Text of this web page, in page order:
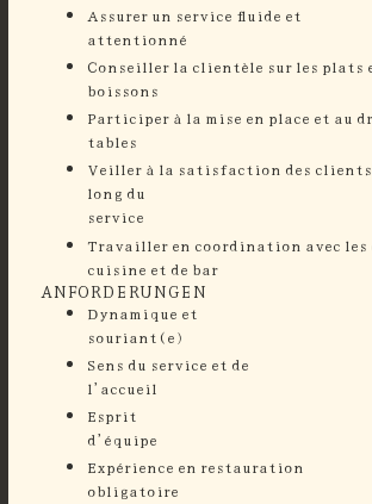
Assurer un service fluide et
⁠Conseiller la clientèle sur les plats
⁠Participer à la mise en place et au
⁠Veiller à la satisfaction des
long du
Travailler en coordination avec les
cuisine et de bar
ANFORDERUNGEN
Dynamique et
Sens du service et de
Esprit
Expérience en restauration